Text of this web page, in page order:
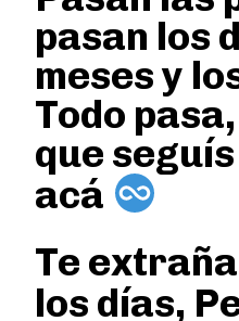
pasan los
meses y
Todo
que
acá
Te
los días,